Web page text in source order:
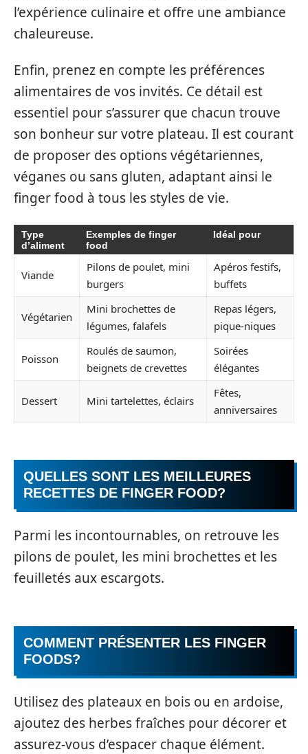
l’expérience culinaire et offre une ambiance
chaleureuse.
Enfin, prenez en compte les préférences
alimentaires de vos invités. Ce détail est
essentiel pour s’assurer que chacun trouve
son bonheur sur votre plateau. Il est courant
de proposer des options végétariennes,
véganes ou sans gluten, adaptant ainsi le
finger food à tous les styles de vie.
Type
d’aliment
Exemples de finger
food
Idéal pour
Viande
Pilons de poulet, mini
burgers
Apéros festifs,
buffets
Végétarien
Mini brochettes de
légumes, falafels
Repas légers,
pique-niques
Poisson
Roulés de saumon,
beignets de crevettes
Soirées
élégantes
Dessert Mini tartelettes, éclairs
Fêtes,
anniversaires
QUELLES SONT LES MEILLEURES
RECETTES DE FINGER FOOD?
Parmi les incontournables, on retrouve les
pilons de poulet, les mini brochettes et les
feuilletés aux escargots.
COMMENT PRÉSENTER LES FINGER
FOODS?
Utilisez des plateaux en bois ou en ardoise,
ajoutez des herbes fraîches pour décorer et
assurez-vous d’espacer chaque élément.